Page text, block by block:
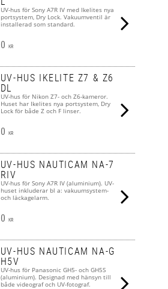
UV-hus för Sony A7R IV med Ikelites nya
portsystem, Dry Lock. Vakuumventil är
installerad som standard.
0 KR
UV-HUS IKELITE Z7 & Z6
DL
UV-hus för Nikon Z7- och Z6-kameror.
Huset har Ikelites nya portsystem, Dry
Lock för både Z och F linser.
0 KR
UV-HUS NAUTICAM NA-7
RIV
UV-hus för Sony A7R IV (aluminium). UV-
huset inkluderar bl a: vakuumsystem-
och läckagelarm.
0 KR
UV-HUS NAUTICAM NA-G
H5V
UV-hus för Panasonic GH5- och GH5S
(aluminium). Designad med hänsyn till
både videograf och UV-fotograf.